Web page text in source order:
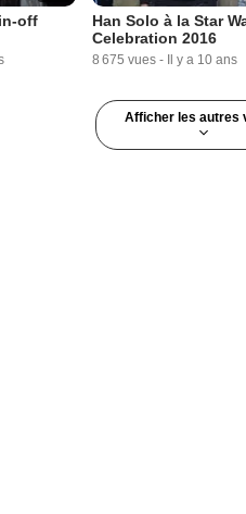
off
Han Solo à la Star
Celebration 2016
8 675 vues - Il y a 10 ans
Afficher les autres